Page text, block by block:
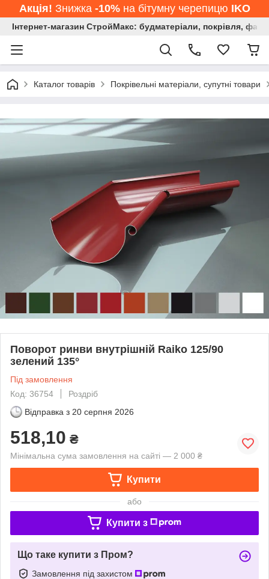
Акція! Знижка -10%на бітумну черепицю IKO
Інтернет-магазин СтройМакс: будматеріали, покрівля,
Каталог товарів Покрівельні матеріали, супутні товари
Поворот ринви внутрішній Raiko 125/90
зелений 135°
Під замовлення
Код: 36754
Роздріб
Відправка з 20 серпня 2026
518,10 ₴
Мінімальна сума замовлення на сайті — 2 000 ₴
Купити
або
Купити з
Що таке купити з Пром?
Замовлення під захистом